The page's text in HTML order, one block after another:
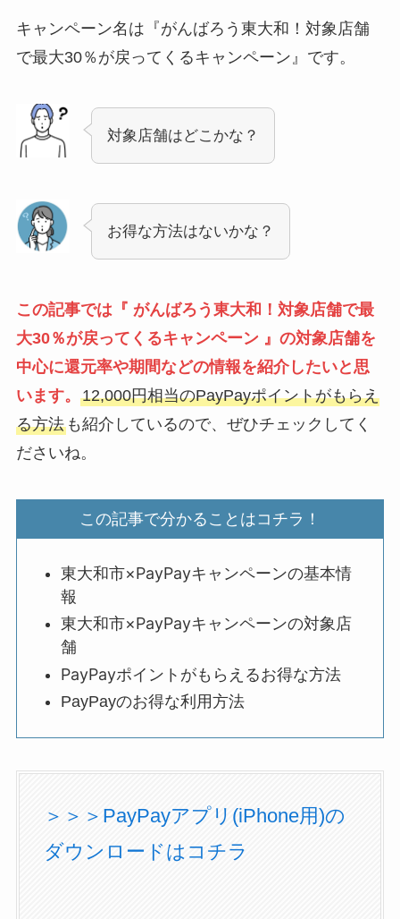
キャンペーン名は『がんばろう東大和！対象店舗
で最大30％が戻ってくるキャンペーン』です。
対象店舗はどこかな？
お得な方法はないかな？
この記事では『 がんばろう東大和！対象店舗で最
大30％が戻ってくるキャンペーン 』の対象店舗を
中心に還元率や期間などの情報を紹介したいと思
います。 12,000円相当のPayPayポイントがもらえ
る方法も紹介しているので、ぜひチェックしてく
ださいね。
この記事で分かることはコチラ！
東大和市×PayPayキャンペーンの基本情
報
東大和市×PayPayキャンペーンの対象店
舗
PayPayポイントがもらえるお得な方法
PayPayのお得な利用方法
＞＞＞PayPayアプリ(iPhone用)の
ダウンロードはコチラ